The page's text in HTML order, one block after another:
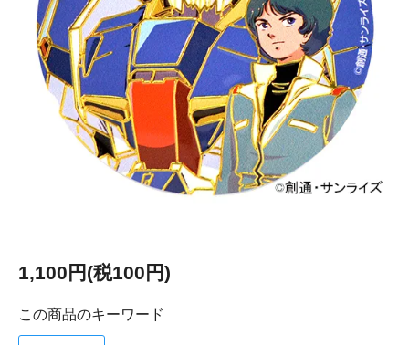
1,100円(税100円)
この商品のキーワード